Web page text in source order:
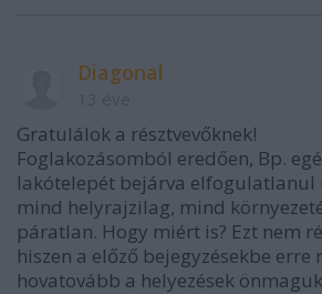
Diagonal
Gratulálok a résztvevőknek!
Foglakozásomból eredően, Bp.
lakótelepét bejárva elfogulatlanul
mind helyrajzilag, mind
páratlan. Hogy miért is? Ezt nem
hiszen a előző bejegyzésekbe
hovatovább a helyezések